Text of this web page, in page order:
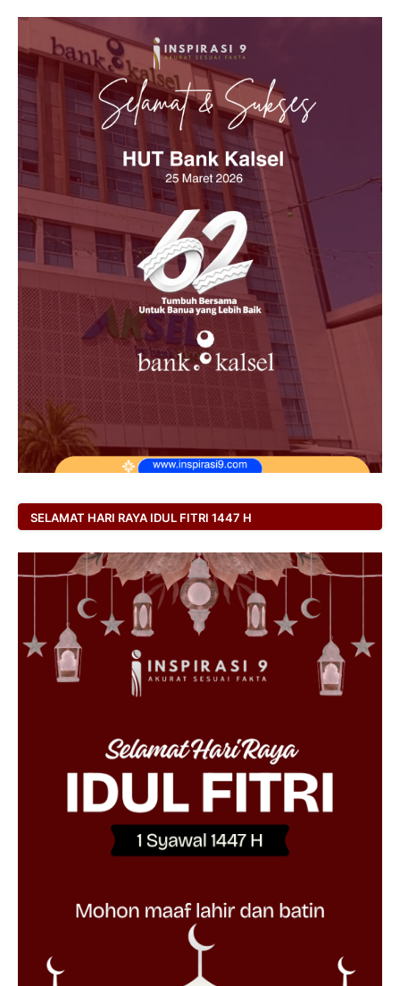
SELAMAT HARI RAYA IDUL FITRI 1447 H